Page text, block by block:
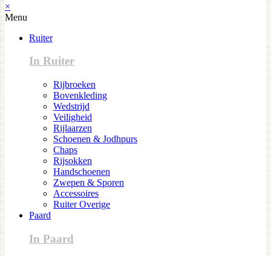
×
Menu
Ruiter
In Ruiter
Rijbroeken
Bovenkleding
Wedstrijd
Veiligheid
Rijlaarzen
Schoenen & Jodhpurs
Chaps
Rijsokken
Handschoenen
Zwepen & Sporen
Accessoires
Ruiter Overige
Paard
In Paard